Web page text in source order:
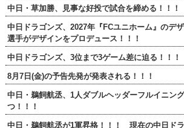
中日・草加勝、見事な好投で試合を締める！！！
中日ドラゴンズ、2027年『FCユニホーム』のデ
選手がデザインをプロデュース！！！
中日ドラゴンズ、3位まで3ゲーム差に迫る！！！
8月7日(金)の予告先発が発表される！！！
中日・鵜飼航丞、1人ダブルヘッダーフルイニン
つ！！！
中日・鵜飼航丞が1軍昇格！！！ 現在の中日ド